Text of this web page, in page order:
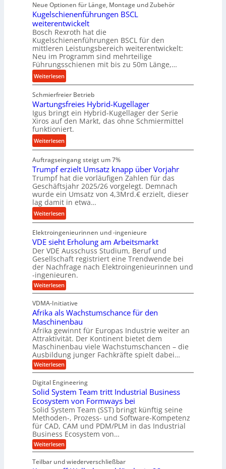
f
ü
r
r
a
u
e
U
m
g
e
b
u
n
g
e
n
i
g
i
t
a
e
r
W
e
r
k
z
e
g
k
r
e
i
s
l
a
u
f
Neue Optionen für Länge, Montage und Zubehör
Kugelschienenführungen BSCL
weiterentwickelt
Bosch Rexroth hat die
Kugelschienenführungen BSCL für den
mittleren Leistungsbereich weiterentwickelt:
Neu im Programm sind mehrteilige
Führungsschienen mit bis zu 50m Länge,…
Weiterlesen:
K
u
g
e
l
s
c
h
i
e
n
e
n
f
ü
u
n
g
e
n
B
S
C
L
w
e
i
t
e
r
e
n
t
w
i
c
k
e
Schmierfreier Betrieb
Wartungsfreies Hybrid-Kugellager
Igus bringt ein Hybrid-Kugellager der Serie
Xiros auf den Markt, das ohne Schmiermittel
funktioniert.
Weiterlesen:
W
a
r
t
u
n
g
s
r
e
i
e
s
H
y
b
r
i
d
-
K
u
g
e
l
l
a
g
e
r
Auftragseingang steigt um 7%
Trumpf erzielt Umsatz knapp über Vorjahr
Trumpf hat die vorläufigen Zahlen für das
Geschäftsjahr 2025/26 vorgelegt. Demnach
wurde ein Umsatz von 4,3Mrd.€ erzielt, dieser
lag damit in etwa…
Weiterlesen:
T
r
u
m
p
f
e
r
l
t
U
m
s
t
z
k
n
a
p
p
ü
b
Elektroingenieurinnen und -ingenieure
VDE sieht Erholung am Arbeitsmarkt
Der VDE Ausschuss Studium, Beruf und
Gesellschaft registriert eine Trendwende bei
der Nachfrage nach Elektroingenieurinnen und
-ingenieuren.
Weiterlesen:
V
E
s
i
e
h
t
E
r
h
o
u
n
a
m
A
r
b
e
i
t
s
VDMA-Initiative
Afrika als Wachstumschance für den
Maschinenbau
Afrika gewinnt für Europas Industrie weiter an
Attraktivität. Der Kontinent bietet dem
Maschinenbau viele Wachstumschancen – die
Ausbildung junger Fachkräfte spielt dabei…
Weiterlesen:
A
r
i
k
a
a
s
W
a
c
s
Digital Engineering
Solid System Team tritt Industrial Business
Ecosystem von Formways bei
Solid System Team (SST) bringt künftig seine
Methoden-, Prozess- und Software-Kompetenz
für CAD, CAM und PDM/PLM in das Industrial
Business Ecosystem von…
Weiterlesen:
S
l
Teilbar und wiederverschließbar